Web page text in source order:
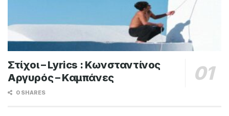
Στίχοι – Lyrics : Κωνσταντίνος
Αργυρός – Καμπάνες
0 SHARES